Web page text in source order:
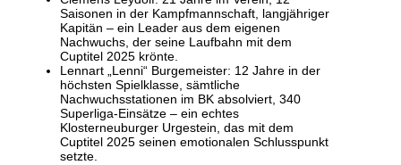
Saisonen in der Kampfmannschaft, langjähriger
Kapitän – ein Leader aus dem eigenen
Nachwuchs, der seine Laufbahn mit dem
Cuptitel 2025 krönte.
Lennart „Lenni“ Burgemeister: 12 Jahre in der
höchsten Spielklasse, sämtliche
Nachwuchsstationen im BK absolviert, 340
Superliga-Einsätze – ein echtes
Klosterneuburger Urgestein, das mit dem
Cuptitel 2025 seinen emotionalen Schlusspunkt
setzte.